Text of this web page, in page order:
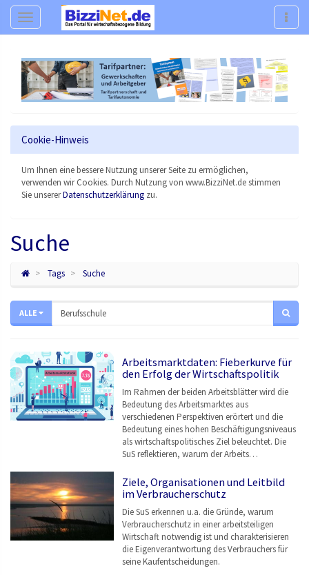
Navigation
Cookie-Hinweis
Um Ihnen eine bessere Nutzung unserer Seite zu ermöglichen,
verwenden wir Cookies. Durch Nutzung von www.BizziNet.de stimmen
Sie unsererDatenschutzerklärung zu.
Suche
Tags Suche
ALLE
Arbeitsmarktdaten: Fieberkurve für
den Erfolg der Wirtschaftspolitik
Im Rahmen der beiden Arbeitsblätter wird die
Bedeutung des Arbeitsmarktes aus
verschiedenen Perspektiven erörtert und die
Bedeutung eines hohen Beschäftigungsniveaus
als wirtschaftspolitisches Ziel beleuchtet. Die
SuS reflektieren, warum der Arbeits…
Ziele, Organisationen und Leitbild
im Verbraucherschutz
Die SuS erkennen u.a. die Gründe, warum
Verbraucherschutz in einer arbeitsteiligen
Wirtschaft notwendig ist und charakterisieren
die Eigenverantwortung des Verbrauchers für
seine Kaufentscheidungen.